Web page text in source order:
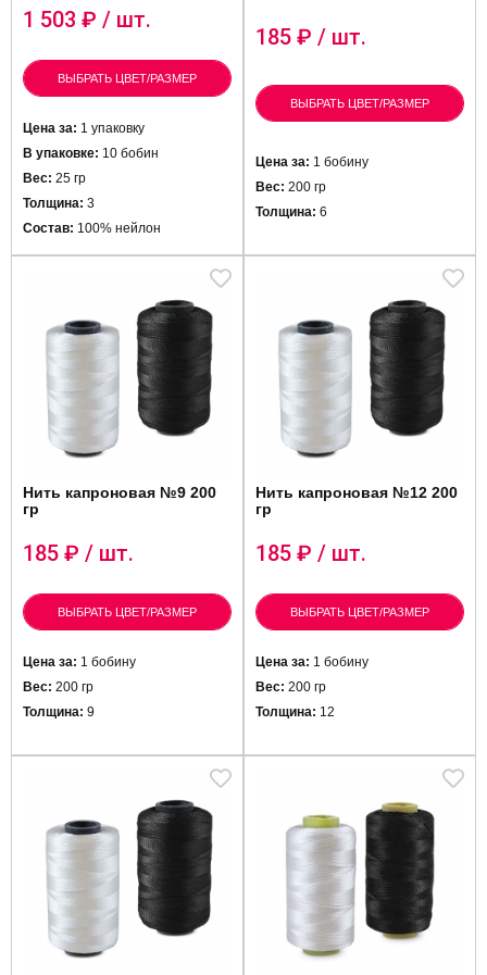
1 503 ₽ / шт.
ВЫБРАТЬ ЦВЕТ/РАЗМЕР
Цена за: 1 упаковку
В упаковке: 10 бобин
Вес: 25 гр
Толщина: 3
Состав: 100% нейлон
185 ₽ / шт.
ВЫБРАТЬ ЦВЕТ/РАЗМЕР
Цена за: 1 бобину
Вес: 200 гр
Толщина: 6
Нить капроновая №9 200
гр
185 ₽ / шт.
ВЫБРАТЬ ЦВЕТ/РАЗМЕР
Цена за: 1 бобину
Вес: 200 гр
Толщина: 9
Нить капроновая №12 200
гр
185 ₽ / шт.
ВЫБРАТЬ ЦВЕТ/РАЗМЕР
Цена за: 1 бобину
Вес: 200 гр
Толщина: 12